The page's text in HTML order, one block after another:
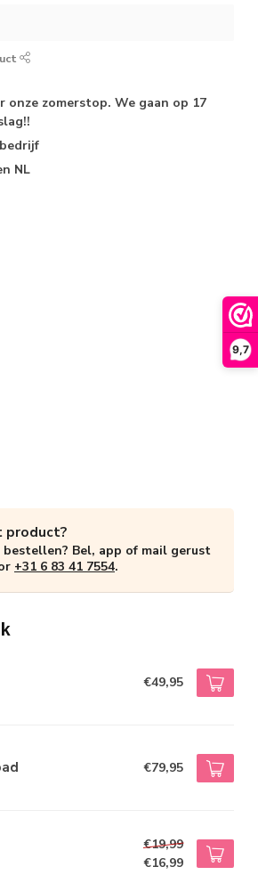
9,7
onze zomerstop. We gaan op 17
NL
product?
Bel, app of mail gerust
+31 6 83 41 7554.
€49,95
€79,95
€19,99
€16,99